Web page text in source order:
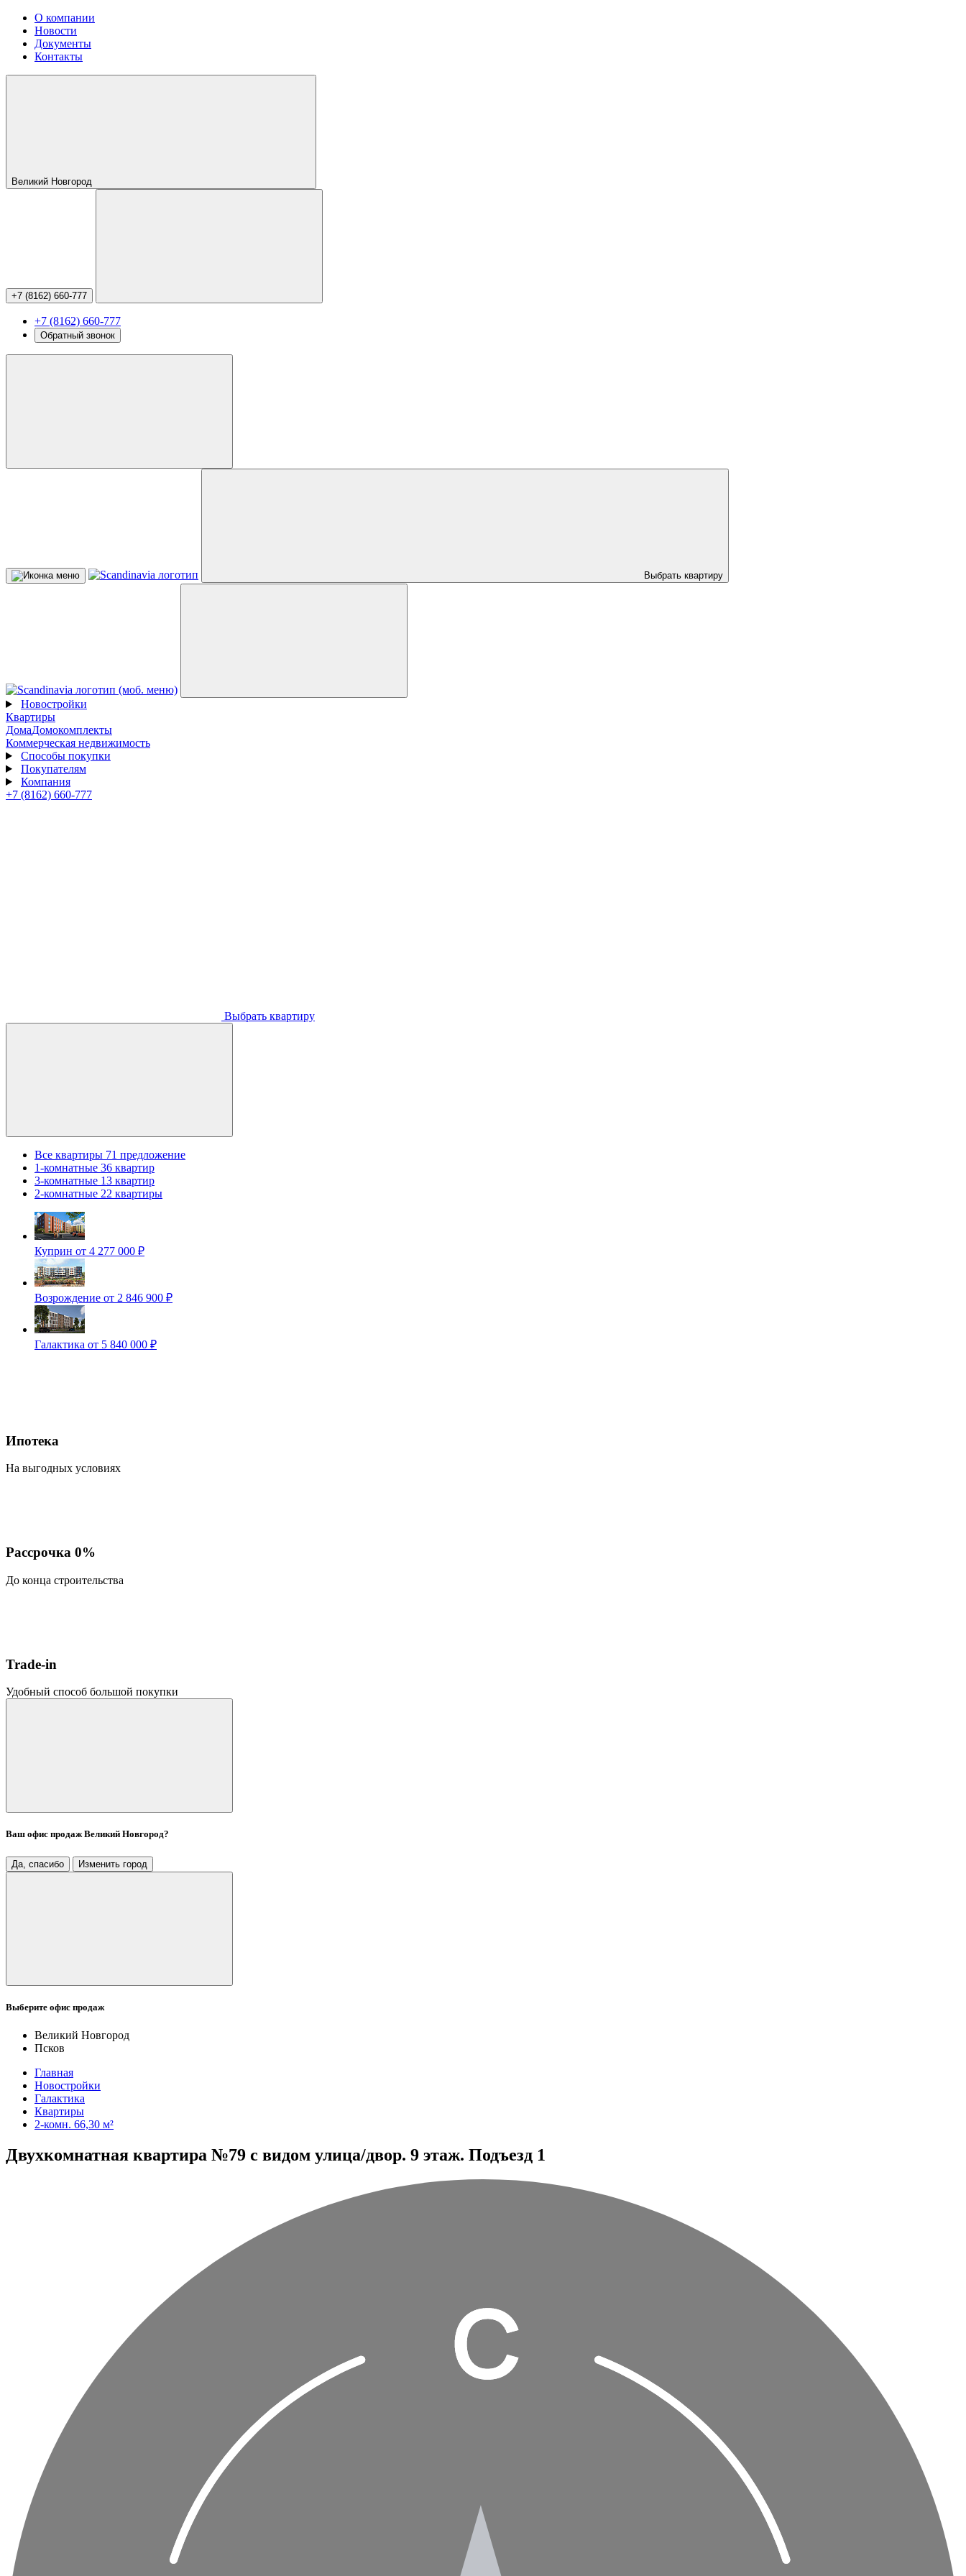
О компании
Новости
Документы
Контакты
Великий Новгород
+7 (8162) 660-777
+7 (8162) 660-777
Обратный звонок
Выбрать квартиру
Новостройки
Квартиры
ДомаДомокомплекты
Коммерческая недвижимость
Способы покупки
Покупателям
Компания
+7 (8162) 660-777
Выбрать квартиру
Все квартиры 71 предложение
1-комнатные 36 квартир
3-комнатные 13 квартир
2-комнатные 22 квартиры
Куприн от 4 277 000 ₽
Возрождение от 2 846 900 ₽
Галактика от 5 840 000 ₽
Ипотека
На выгодных условиях
Рассрочка 0%
До конца строительства
Trade-in
Удобный способ большой покупки
Ваш офис продажВеликий Новгород?
Да, спасибо Изменить город
Выберите офис продаж
Великий Новгород
Псков
Главная
Новостройки
Галактика
Квартиры
2-комн. 66,30 м²
Двухкомнатная квартира №79 с видом улица/двор. 9 этаж. Подъезд 1